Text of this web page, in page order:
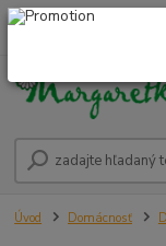
0948 236 042
Úvod Domácnosť